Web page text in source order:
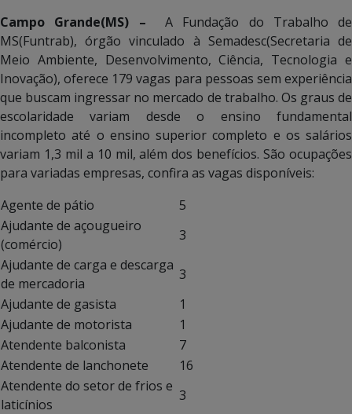
Campo Grande(MS) – A Fundação do Trabalho de
MS(Funtrab), órgão vinculado à Semadesc(Secretaria de
Meio Ambiente, Desenvolvimento, Ciência, Tecnologia e
Inovação), oferece 179 vagas para pessoas sem experiência
que buscam ingressar no mercado de trabalho. Os graus de
escolaridade variam desde o ensino fundamental
incompleto até o ensino superior completo e os salários
variam 1,3 mil a 10 mil, além dos benefícios. São ocupações
para variadas empresas, confira as vagas disponíveis:
Agente de pátio
5
Ajudante de açougueiro
(comércio)
3
Ajudante de carga e descarga
de mercadoria
3
Ajudante de gasista
1
Ajudante de motorista
1
Atendente balconista
7
Atendente de lanchonete
16
Atendente do setor de frios e
laticínios
3